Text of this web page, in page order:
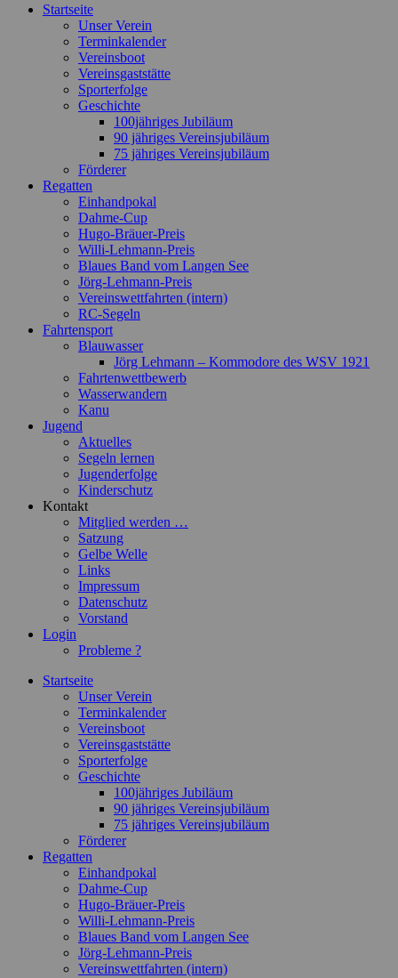
oben
Startseite
Unser Verein
Terminkalender
Vereinsboot
Vereinsgaststätte
Sporterfolge
Geschichte
100jähriges Jubiläum
90 jähriges Vereinsjubiläum
75 jähriges Vereinsjubiläum
Förderer
Regatten
Einhandpokal
Dahme-Cup
Hugo-Bräuer-Preis
Willi-Lehmann-Preis
Blaues Band vom Langen See
Jörg-Lehmann-Preis
Vereinswettfahrten (intern)
RC-Segeln
Fahrtensport
Blauwasser
Jörg Lehmann – Kommodore des WSV 1921
Fahrtenwettbewerb
Wasserwandern
Kanu
Jugend
Aktuelles
Segeln lernen
Jugenderfolge
Kinderschutz
Kontakt
Mitglied werden …
Satzung
Gelbe Welle
Links
Impressum
Datenschutz
Vorstand
Login
Probleme ?
Startseite
Unser Verein
Terminkalender
Vereinsboot
Vereinsgaststätte
Sporterfolge
Geschichte
100jähriges Jubiläum
90 jähriges Vereinsjubiläum
75 jähriges Vereinsjubiläum
Förderer
Regatten
Einhandpokal
Dahme-Cup
Hugo-Bräuer-Preis
Willi-Lehmann-Preis
Blaues Band vom Langen See
Jörg-Lehmann-Preis
Vereinswettfahrten (intern)